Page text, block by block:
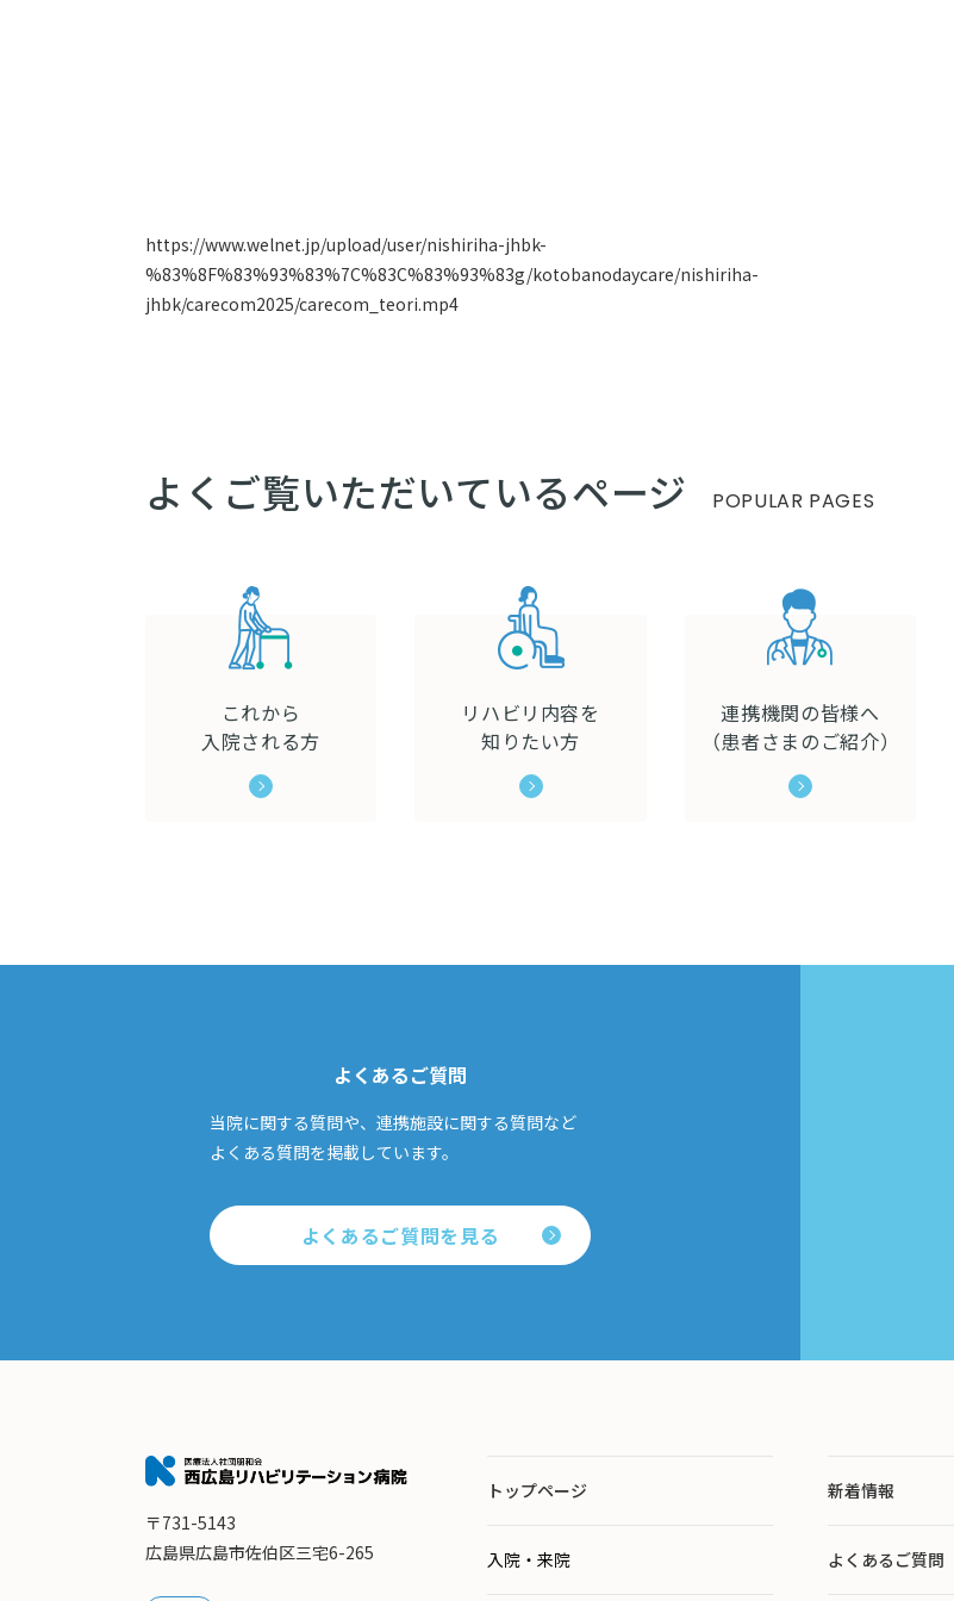
https://www.welnet.jp/upload/user/nishiriha-jhbk-
%83%8F%83%93%83%7C%83C%83%93%83g/kotobanodaycare/nishiriha-
jhbk/carecom2025/carecom_teori.mp4
よくご覧いただいているページ POPULAR PAGES
これから
入院される方
リハビリ内容を
知りたい方
連携機関の皆様へ
（患者さまのご紹介）
よくあるご質問
当院に関する質問や、連携施設に関する質問など
よくある質問を掲載しています。
よくあるご質問を見る
〒731-5143
広島県広島市佐伯区三宅6-265
トップページ
入院・来院
新着情報
よくあるご質問